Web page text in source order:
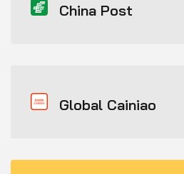
China Post
Global Cainiao